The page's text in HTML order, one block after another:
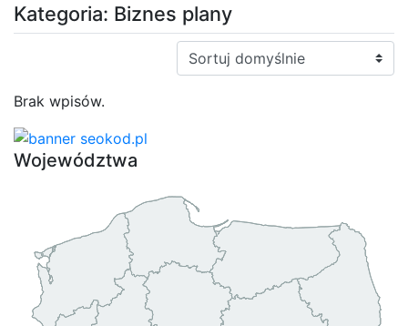
Kategoria: Biznes plany
Sortuj:
Brak wpisów.
Województwa